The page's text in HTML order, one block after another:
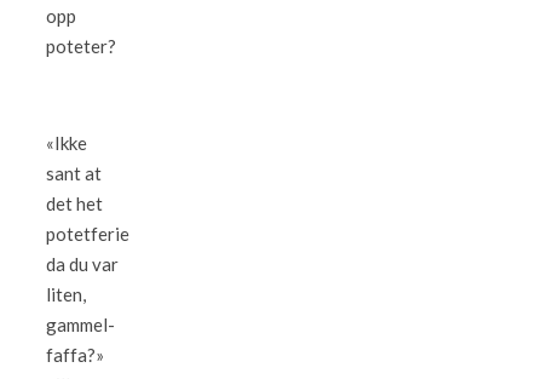
opp
poteter?
«Ikke
sant at
det het
potetferie
da du var
liten,
gammel-
faffa?»